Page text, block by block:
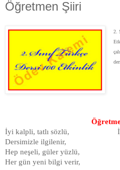
Öğretmen Şiiri
2.
İyi kalpli, tatlı sözlü,
Dersimizle ilgilenir,
Hep neşeli, güler yüzlü,
Her gün yeni bilgi verir,